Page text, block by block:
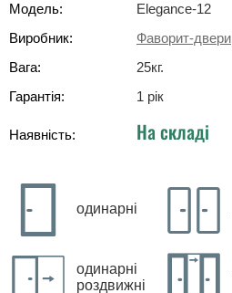
Модель:
Elegance-12
Виробник:
Фаворит-двери
Вага:
25кг.
Гарантія:
1 рік
Наявність: На складі
одинарні
одинарні
роздвижні